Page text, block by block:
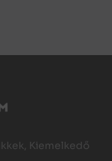
Kiemelkedő